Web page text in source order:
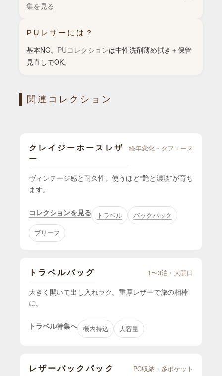
集を見る
PUレザーには？
基本NG。 PUコレクションは中性洗剤薄め拭き＋保管
見直しでOK。
関連コレクション
クレイジーホースレザ
ー
経年変化・タフユース
ヴィンテージ感と耐久性。使うほど“艶と濃淡”が育ち
ます。
コレクションを見る トラベル
バックパック
ブリーフ
トラベルバッグ 1〜3泊・大開口
大きく開いて出し入れラク。重厚レザーで旅の相棒
に。
トラベル特集へ 機内持込 大容量
レザーバックパック PC収納・多ポケット